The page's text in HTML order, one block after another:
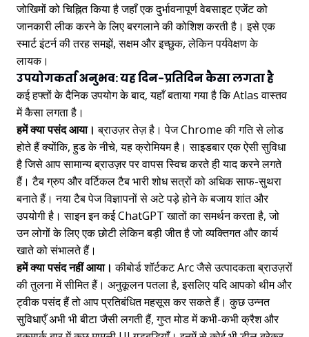
जोखिमों को चिह्नित किया है जहाँ एक दुर्भावनापूर्ण वेबसाइट एजेंट को
जानकारी लीक करने के लिए बरगलाने की कोशिश करती है। इसे एक
स्मार्ट इंटर्न की तरह समझें, सक्षम और इच्छुक, लेकिन पर्यवेक्षण के
लायक।
उपयोगकर्ता अनुभव: यह दिन-प्रतिदिन कैसा लगता है
कई हफ्तों के दैनिक उपयोग के बाद, यहाँ बताया गया है कि Atlas वास्तव
में कैसा लगता है।
हमें क्या पसंद आया।ब्राउज़र तेज़ है। पेज Chrome की गति से लोड
होते हैं क्योंकि, हुड के नीचे, यह क्रोमियम है। साइडबार एक ऐसी सुविधा
है जिसे आप सामान्य ब्राउज़र पर वापस स्विच करते ही याद करने लगते
हैं। टैब ग्रुप और वर्टिकल टैब भारी शोध सत्रों को अधिक साफ-सुथरा
बनाते हैं। नया टैब पेज विज्ञापनों से अटे पड़े होने के बजाय शांत और
उपयोगी है। साइन इन कई ChatGPT खातों का समर्थन करता है, जो
उन लोगों के लिए एक छोटी लेकिन बड़ी जीत है जो व्यक्तिगत और कार्य
खाते को संभालते हैं।
हमें क्या पसंद नहीं आया।कीबोर्ड शॉर्टकट Arc जैसे उत्पादकता ब्राउज़रों
की तुलना में सीमित हैं। अनुकूलन पतला है, इसलिए यदि आपको थीम और
ट्वीक पसंद हैं तो आप प्रतिबंधित महसूस कर सकते हैं। कुछ उन्नत
सुविधाएँ अभी भी बीटा जैसी लगती हैं, गुप्त मोड में कभी-कभी क्रैश और